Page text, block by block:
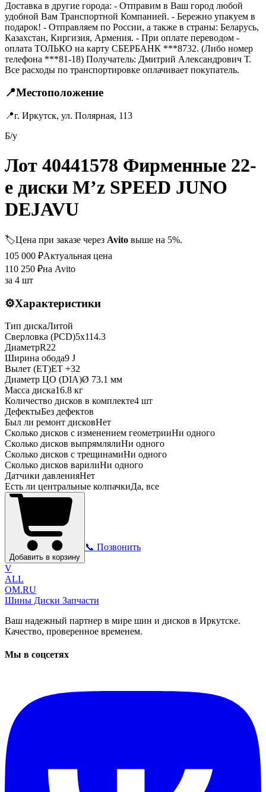
Доставка в другие города: - Отправим в Ваш город любой
удобной Вам Транспортной Компанией. - Бережно упакуем в
подарок! - Отправляем по России, а также в страны: Беларусь,
Казахстан, Киргизия, Армения. - При оплате переводом -
оплата ТОЛЬКО на карту СБЕРБАНК ***8732. (Либо номер
телефона ***81-18) Получатель: Дмитрий Александрович Т.
Все расходы по транспортировке оплачивает покупатель.
📍Местоположение
📍г. Иркутск, ул. Полярная, 113
Б/у
Лот 40441578 Фирменные 22-
е диски M’z SPEED JUNO
DEJAVU
🏷️Цена при заказе через Avito выше на 5%.
105 000 ₽Актуальная цена
110 250 ₽на Avito
за 4 шт
⚙️Характеристики
Тип дискаЛитой
Сверловка (PCD)5x114.3
ДиаметрR22
Ширина обода9 J
Вылет (ET)ET +32
Диаметр ЦО (DIA)Ø 73.1 мм
Масса диска16.8 кг
Количество дисков в комплекте4 шт
ДефектыБез дефектов
Был ли ремонт дисковНет
Сколько дисков с изменением геометрииНи одного
Сколько дисков выпрямлялиНи одного
Сколько дисков с трещинамиНи одного
Сколько дисков варилиНи одного
Датчики давленияНет
Есть ли центральные колпачкиДа, все
Добавить в корзину
📞 Позвонить
V
ALL
OM.RU
Шины Диски Запчасти
Ваш надежный партнер в мире шин и дисков в Иркутске.
Качество, проверенное временем.
Мы в соцсетях